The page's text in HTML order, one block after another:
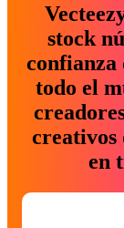
stock
confianza
todo el
creativos
en